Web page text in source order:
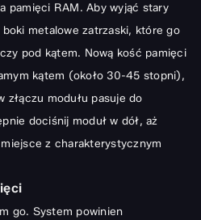
pamięci RAM. Aby wyjąć stary
metalowe zatrzaski, które go
pod kątem. Nową kość pamięci
kątem (około 30-45 stopni),
złączu modułu pasuje do
dociśnij moduł w dół, aż
z charakterystycznym
go. System powinien